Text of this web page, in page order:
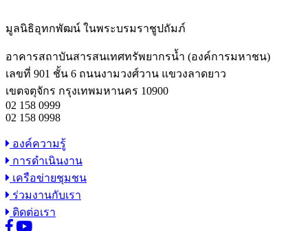
มูลนิธิอุทกพัฒน์ ในพระบรมราชูปถัมภ์
อาคารสถาบันสารสนเทศทรัพยากรน้ำ (องค์การมหาชน)
เลขที่ 901 ชั้น 6 ถนนงามวงศ์วาน แขวงลาดยาว
เขตจตุจักร กรุงเทพมหานคร 10900
02 158 0999
02 158 0998
องค์ความรู้
การดำเนินงาน
เครือข่ายชุมชน
ร่วมงานกับเรา
ติดต่อเรา